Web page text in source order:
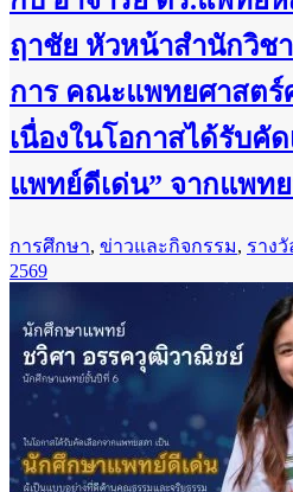
ฤาชัย หัวหน้าสำนักวิช
การ คณะแพทยศาสตร์
เนื่องในโอกาสได้รับคั
แพทย์ดีเด่น” จากแพท
การศึกษา, ข่าวและกิจกรรม, ราง
2569